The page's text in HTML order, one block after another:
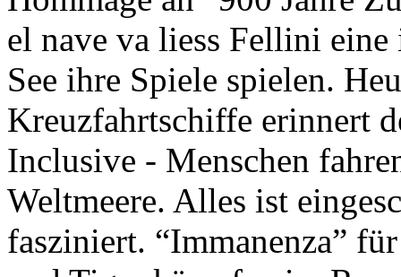
el nave va liess Fellini
See ihre Spiele spielen.
Kreuzfahrtschiffe erinnert
Inclusive - Menschen
Weltmeere. Alles ist
fasziniert. “Immanenza”